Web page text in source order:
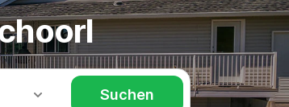
Suchen